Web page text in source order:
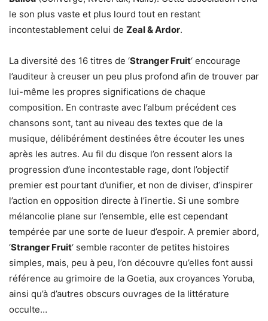
le son plus vaste et plus lourd tout en restant
incontestablement celui de Zeal & Ardor.
La diversité des 16 titres de ‘Stranger Fruit‘ encourage
l’auditeur à creuser un peu plus profond afin de trouver par
lui-même les propres significations de chaque
composition. En contraste avec l’album précédent ces
chansons sont, tant au niveau des textes que de la
musique, délibérément destinées être écouter les unes
après les autres. Au fil du disque l’on ressent alors la
progression d’une incontestable rage, dont l’objectif
premier est pourtant d’unifier, et non de diviser, d’inspirer
l’action en opposition directe à l’inertie. Si une sombre
mélancolie plane sur l’ensemble, elle est cependant
tempérée par une sorte de lueur d’espoir. A premier abord,
‘Stranger Fruit‘ semble raconter de petites histoires
simples, mais, peu à peu, l’on découvre qu’elles font aussi
référence au grimoire de la Goetia, aux croyances Yoruba,
ainsi qu’à d’autres obscurs ouvrages de la littérature
occulte…